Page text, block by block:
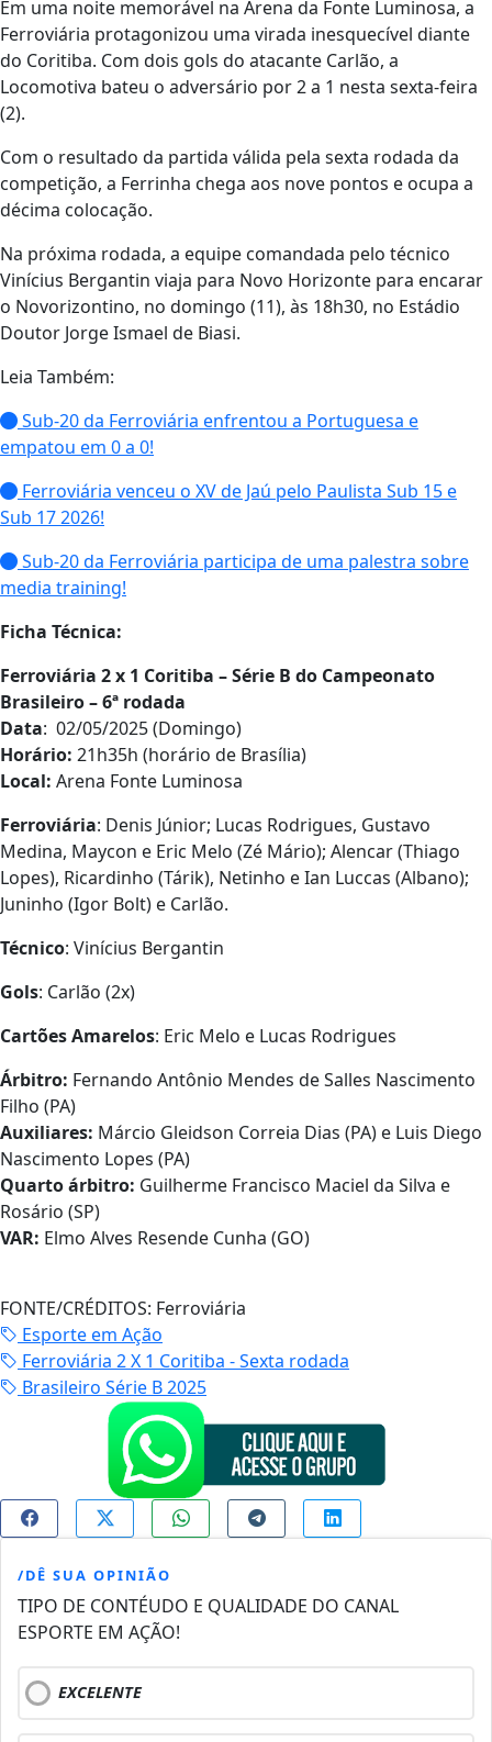
Em uma noite memorável na Arena da Fonte Luminosa, a
Ferroviária protagonizou uma virada inesquecível diante
do Coritiba. Com dois gols do atacante Carlão, a
Locomotiva bateu o adversário por 2 a 1 nesta sexta-feira
(2).
Com o resultado da partida válida pela sexta rodada da
competição, a Ferrinha chega aos nove pontos e ocupa a
décima colocação.
Na próxima rodada, a equipe comandada pelo técnico
Vinícius Bergantin viaja para Novo Horizonte para encarar
o Novorizontino, no domingo (11), às 18h30, no Estádio
Doutor Jorge Ismael de Biasi.
Leia Também:
Sub-20 da Ferroviária enfrentou a Portuguesa e
empatou em 0 a 0!
Ferroviária venceu o XV de Jaú pelo Paulista Sub 15 e
Sub 17 2026!
Sub-20 da Ferroviária participa de uma palestra sobre
media training!
Ficha Técnica:
Ferroviária 2 x 1 Coritiba – Série B do Campeonato
Brasileiro – 6ª rodada
Data: 02/05/2025 (Domingo)
Horário: 21h35h (horário de Brasília)
Local: Arena Fonte Luminosa
Ferroviária: Denis Júnior; Lucas Rodrigues, Gustavo
Medina, Maycon e Eric Melo (Zé Mário); Alencar (Thiago
Lopes), Ricardinho (Tárik), Netinho e Ian Luccas (Albano);
Juninho (Igor Bolt) e Carlão.
Técnico: Vinícius Bergantin
Gols: Carlão (2x)
Cartões Amarelos: Eric Melo e Lucas Rodrigues
Árbitro: Fernando Antônio Mendes de Salles Nascimento
Filho (PA)
Auxiliares: Márcio Gleidson Correia Dias (PA) e Luis Diego
Nascimento Lopes (PA)
Quarto árbitro: Guilherme Francisco Maciel da Silva e
Rosário (SP)
VAR: Elmo Alves Resende Cunha (GO)
FONTE/CRÉDITOS: Ferroviária
Esporte em Ação
Ferroviária 2 X 1 Coritiba - Sexta rodada
Brasileiro Série B 2025
/DÊ SUA OPINIÃO
TIPO DE CONTÉUDO E QUALIDADE DO CANAL
ESPORTE EM AÇÃO!
EXCELENTE